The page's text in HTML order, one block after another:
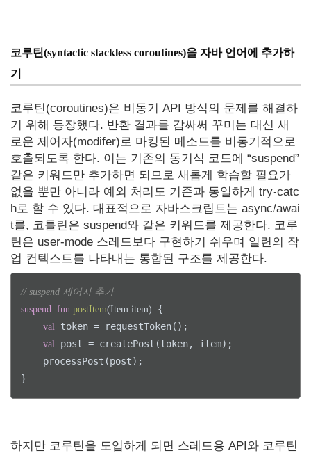
코루틴(syntactic stackless coroutines)을 자바 언어에 추가하
기
코루틴(coroutines)은 비동기 API 방식의 문제를 해결하
기 위해 등장했다. 반환 결과를 감싸써 꾸미는 대신 새
로운 제어자(modifer)로 마킹된 메소드를 비동기적으로
호출되도록 한다. 이는 기존의 동기식 코드에 “suspend”
같은 키워드만 추가하면 되므로 새롭게 학습할 필요가
없을 뿐만 아니라 예외 처리도 기존과 동일하게 try-catc
h로 할 수 있다. 대표적으로 자바스크립트는 async/awai
t를, 코틀린은 suspend와 같은 키워드를 제공한다. 코루
틴은 user-mode 스레드보다 구현하기 쉬우며 일련의 작
업 컨텍스트를 나타내는 통합된 구조를 제공한다.
// suspend 제어자 추가
suspend fun postItem(Item item) {
val token = requestToken();
val post = createPost(token, item);
    processPost(post);
}
하지만 코루틴을 도입하게 되면 스레드용 API와 코루틴